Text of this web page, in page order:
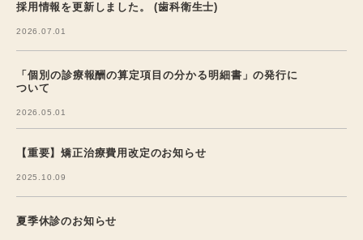
採用情報を更新しました。 (歯科衛生士)
2026.07.01
「個別の診療報酬の算定項目の分かる明細書」の発行に
ついて
2026.05.01
【重要】矯正治療費用改定のお知らせ
2025.10.09
夏季休診のお知らせ